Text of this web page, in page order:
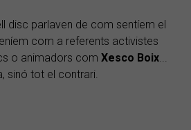
disc parlaven de com sentíem el
com a referents activistes
o animadors com Xesco Boix...
sinó tot el contrari.